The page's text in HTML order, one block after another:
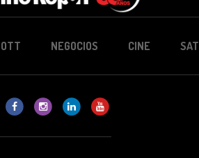
OTT NEGOCIOS CINE